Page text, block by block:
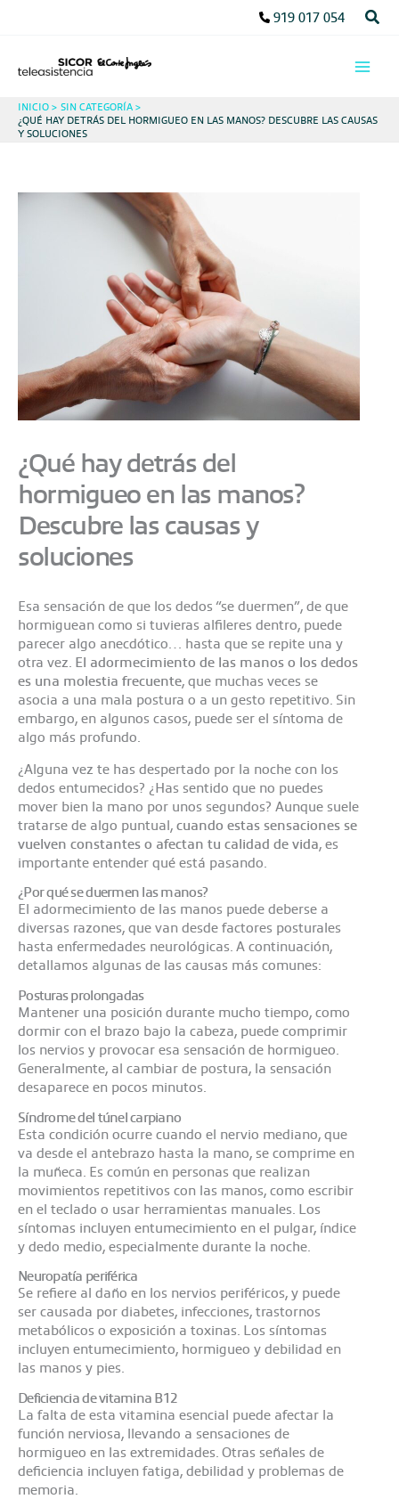
919 017 054
INICIO
SIN CATEGORÍA
¿QUÉ HAY DETRÁS DEL HORMIGUEO EN LAS MANOS? DESCUBRE LAS CAUSAS
Y SOLUCIONES
¿Qué hay detrás del
hormigueo en las manos?
Descubre las causas y
soluciones
Esa sensación de que los dedos “se duermen”, de que
hormiguean como si tuvieras alfileres dentro, puede
parecer algo anecdótico… hasta que se repite una y
otra vez. El adormecimiento de las manos o los dedos
es una molestia frecuente, que muchas veces se
asocia a una mala postura o a un gesto repetitivo. Sin
embargo, en algunos casos, puede ser el síntoma de
algo más profundo.
¿Alguna vez te has despertado por la noche con los
dedos entumecidos? ¿Has sentido que no puedes
mover bien la mano por unos segundos? Aunque suele
tratarse de algo puntual, cuando estas sensaciones se
vuelven constantes o afectan tu calidad de vida, es
importante entender qué está pasando.
¿Por qué se duermen las manos?
El adormecimiento de las manos puede deberse a
diversas razones, que van desde factores posturales
hasta enfermedades neurológicas. A continuación,
detallamos algunas de las causas más comunes:​
Posturas prolongadas
Mantener una posición durante mucho tiempo, como
dormir con el brazo bajo la cabeza, puede comprimir
los nervios y provocar esa sensación de hormigueo.
Generalmente, al cambiar de postura, la sensación
desaparece en pocos minutos.​
Síndrome del túnel carpiano
Esta condición ocurre cuando el nervio mediano, que
va desde el antebrazo hasta la mano, se comprime en
la muñeca. Es común en personas que realizan
movimientos repetitivos con las manos, como escribir
en el teclado o usar herramientas manuales. Los
síntomas incluyen entumecimiento en el pulgar, índice
y dedo medio, especialmente durante la noche.​
Neuropatía periférica
Se refiere al daño en los nervios periféricos, y puede
ser causada por diabetes, infecciones, trastornos
metabólicos o exposición a toxinas. Los síntomas
incluyen entumecimiento, hormigueo y debilidad en
las manos y pies.​
Deficiencia de vitamina B12
La falta de esta vitamina esencial puede afectar la
función nerviosa, llevando a sensaciones de
hormigueo en las extremidades. Otras señales de
deficiencia incluyen fatiga, debilidad y problemas de
memoria.​